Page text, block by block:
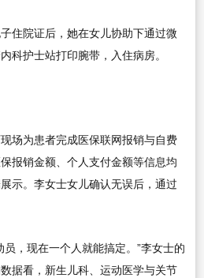
住院证后，她在女儿协助下通过微
科护士站打印腕带，入住病房。
场为患者完成医保联网报销与自费
报销金额、个人支付金额等信息均
示。李女士女儿确认无误后，通过
，现在一个人就能搞定。”李女士的
据看，新生儿科、运动医学与关节